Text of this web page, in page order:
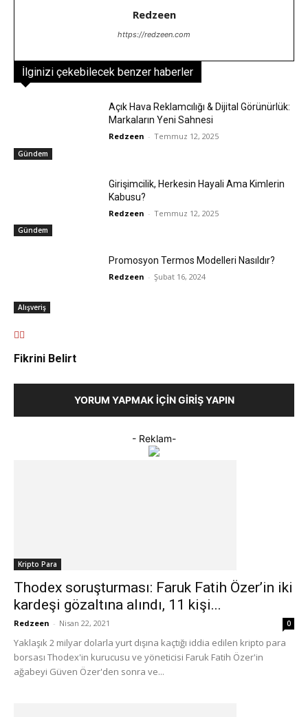
Redzeen
https://redzeen.com
İlginizi çekebilecek benzer haberler
Gündem
Açık Hava Reklamcılığı & Dijital Görünürlük:
Markaların Yeni Sahnesi
Redzeen - Temmuz 12, 2025
Gündem
Girişimcilik, Herkesin Hayali Ama Kimlerin
Kabusu?
Redzeen - Temmuz 12, 2025
Alışveriş
Promosyon Termos Modelleri Nasıldır?
Redzeen - Şubat 16, 2024
Fikrini Belirt
YORUM YAPMAK İÇIN GIRIŞ YAPIN
- Reklam-
Kripto Para
Thodex soruşturması: Faruk Fatih Özer’in iki
kardeşi gözaltına alındı, 11 kişi...
Redzeen - Nisan 22, 2021 0
Yaklaşık 2 milyar dolarla yurt dışına kaçtığı iddia edilen kripto para
borsası Thodex'in kurucusu ve yöneticisi Faruk Fatih Özer'in
ağabeyi Güven Özer'den sonra ve...